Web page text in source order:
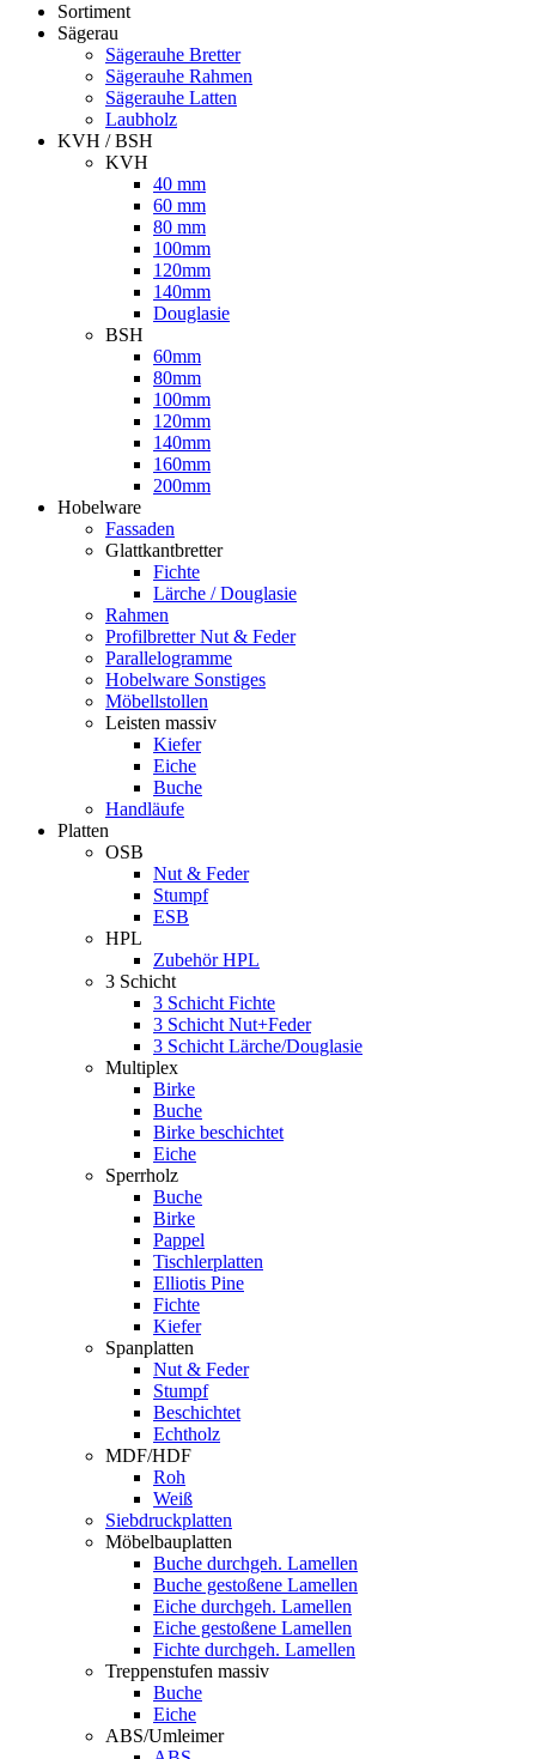
Sortiment
Sägerau
Sägerauhe Bretter
Sägerauhe Rahmen
Sägerauhe Latten
Laubholz
KVH / BSH
KVH
40 mm
60 mm
80 mm
100mm
120mm
140mm
Douglasie
BSH
60mm
80mm
100mm
120mm
140mm
160mm
200mm
Hobelware
Fassaden
Glattkantbretter
Fichte
Lärche / Douglasie
Rahmen
Profilbretter Nut & Feder
Parallelogramme
Hobelware Sonstiges
Möbellstollen
Leisten massiv
Kiefer
Eiche
Buche
Handläufe
Platten
OSB
Nut & Feder
Stumpf
ESB
HPL
Zubehör HPL
3 Schicht
3 Schicht Fichte
3 Schicht Nut+Feder
3 Schicht Lärche/Douglasie
Multiplex
Birke
Buche
Birke beschichtet
Eiche
Sperrholz
Buche
Birke
Pappel
Tischlerplatten
Elliotis Pine
Fichte
Kiefer
Spanplatten
Nut & Feder
Stumpf
Beschichtet
Echtholz
MDF/HDF
Roh
Weiß
Siebdruckplatten
Möbelbauplatten
Buche durchgeh. Lamellen
Buche gestoßene Lamellen
Eiche durchgeh. Lamellen
Eiche gestoßene Lamellen
Fichte durchgeh. Lamellen
Treppenstufen massiv
Buche
Eiche
ABS/Umleimer